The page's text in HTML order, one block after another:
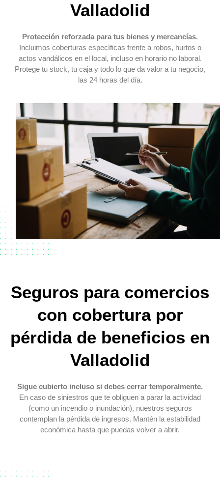
Valladolid
Protección reforzada para tus bienes y mercancías.
Incluimos coberturas específicas frente a robos, hurtos o
actos vandálicos en el local, incluso en horario no laboral.
Protege tu stock, tu caja y todo lo que da valor a tu negocio,
las 24 horas del día.
Seguros para comercios
con cobertura por
pérdida de beneficios en
Valladolid
Sigue cubierto incluso si debes cerrar temporalmente.
En caso de siniestros que te obliguen a parar la actividad
(como un incendio o inundación), nuestros seguros
contemplan la pérdida de ingresos. Mantén la estabilidad
económica hasta que puedas volver a abrir.